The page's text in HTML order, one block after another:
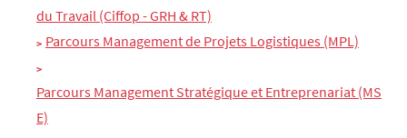
du Travail (Ciffop - GRH & RT)
Parcours Management de Projets Logistiques (MPL)
Parcours Management Stratégique et Entreprenariat (MS
E)